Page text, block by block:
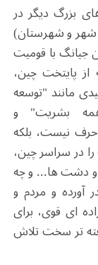
بزرگ دیگر در
شهر و شهرستان)
جیانگ با قومیت
پایتخت چین،
مانند "توسعه
بشریت" و
نیست، بلکه
در سراسر چین،
و دشت ها... و چه
آورده و مردم و
ای قوی، برای
تر سخت تلاش